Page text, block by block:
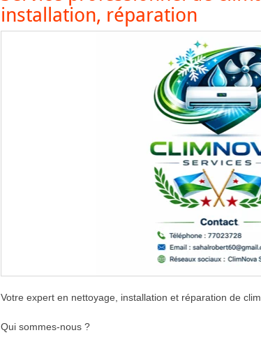
installation, réparation
Votre expert en nettoyage, installation et réparation de
Qui sommes-nous ?